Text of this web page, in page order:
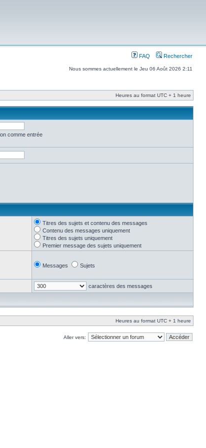
FAQ Rechercher
Nous sommes actuellement le Jeu 06 Août 2026 2:11
Heures au format UTC + 1 heure
comme entrée
Titres des sujets et contenu des messages
Contenu des messages uniquement
Titres des sujets uniquement
Premier message des sujets uniquement
Messages Sujets
caractères des messages
Heures au format UTC + 1 heure
Aller vers: